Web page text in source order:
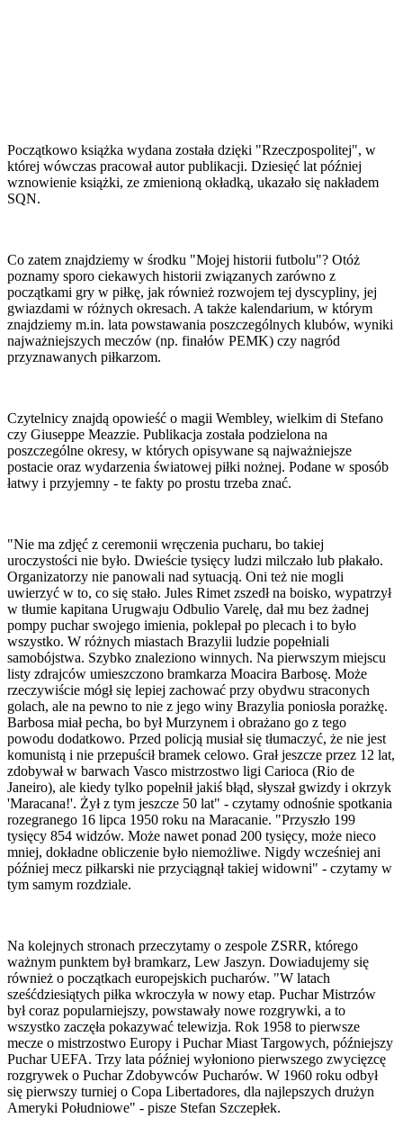
Początkowo książka wydana została dzięki "Rzeczpospolitej", w
której wówczas pracował autor publikacji. Dziesięć lat później
wznowienie książki, ze zmienioną okładką, ukazało się nakładem
SQN.
Co zatem znajdziemy w środku "Mojej historii futbolu"? Otóż
poznamy sporo ciekawych historii związanych zarówno z
początkami gry w piłkę, jak również rozwojem tej dyscypliny, jej
gwiazdami w różnych okresach. A także kalendarium, w którym
znajdziemy m.in. lata powstawania poszczególnych klubów, wyniki
najważniejszych meczów (np. finałów PEMK) czy nagród
przyznawanych piłkarzom.
Czytelnicy znajdą opowieść o magii Wembley, wielkim di Stefano
czy Giuseppe Meazzie. Publikacja została podzielona na
poszczególne okresy, w których opisywane są najważniejsze
postacie oraz wydarzenia światowej piłki nożnej. Podane w sposób
łatwy i przyjemny - te fakty po prostu trzeba znać.
"Nie ma zdjęć z ceremonii wręczenia pucharu, bo takiej
uroczystości nie było. Dwieście tysięcy ludzi milczało lub płakało.
Organizatorzy nie panowali nad sytuacją. Oni też nie mogli
uwierzyć w to, co się stało. Jules Rimet zszedł na boisko, wypatrzył
w tłumie kapitana Urugwaju Odbulio Varelę, dał mu bez żadnej
pompy puchar swojego imienia, poklepał po plecach i to było
wszystko. W różnych miastach Brazylii ludzie popełniali
samobójstwa. Szybko znaleziono winnych. Na pierwszym miejscu
listy zdrajców umieszczono bramkarza Moacira Barbosę. Może
rzeczywiście mógł się lepiej zachować przy obydwu straconych
golach, ale na pewno to nie z jego winy Brazylia poniosła porażkę.
Barbosa miał pecha, bo był Murzynem i obrażano go z tego
powodu dodatkowo. Przed policją musiał się tłumaczyć, że nie jest
komunistą i nie przepuścił bramek celowo. Grał jeszcze przez 12 lat,
zdobywał w barwach Vasco mistrzostwo ligi Carioca (Rio de
Janeiro), ale kiedy tylko popełnił jakiś błąd, słyszał gwizdy i okrzyk
'Maracana!'. Żył z tym jeszcze 50 lat" - czytamy odnośnie spotkania
rozegranego 16 lipca 1950 roku na Maracanie. "Przyszło 199
tysięcy 854 widzów. Może nawet ponad 200 tysięcy, może nieco
mniej, dokładne obliczenie było niemożliwe. Nigdy wcześniej ani
później mecz piłkarski nie przyciągnął takiej widowni" - czytamy w
tym samym rozdziale.
Na kolejnych stronach przeczytamy o zespole ZSRR, którego
ważnym punktem był bramkarz, Lew Jaszyn. Dowiadujemy się
również o początkach europejskich pucharów. "W latach
sześćdziesiątych piłka wkroczyła w nowy etap. Puchar Mistrzów
był coraz popularniejszy, powstawały nowe rozgrywki, a to
wszystko zaczęła pokazywać telewizja. Rok 1958 to pierwsze
mecze o mistrzostwo Europy i Puchar Miast Targowych, późniejszy
Puchar UEFA. Trzy lata później wyłoniono pierwszego zwycięzcę
rozgrywek o Puchar Zdobywców Pucharów. W 1960 roku odbył
się pierwszy turniej o Copa Libertadores, dla najlepszych drużyn
Ameryki Południowe" - pisze Stefan Szczepłek.